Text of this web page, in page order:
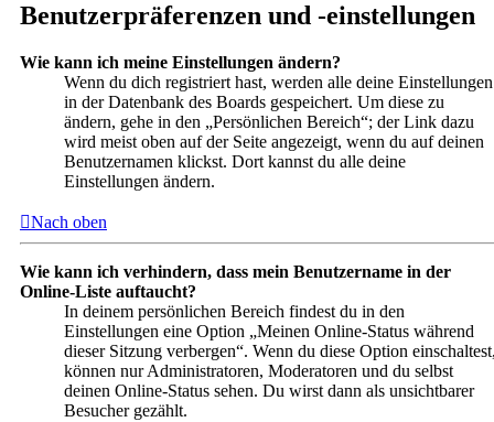
Benutzerpräferenzen und -einstellungen
Wie kann ich meine Einstellungen ändern?
Wenn du dich registriert hast, werden alle deine Einstellungen
in der Datenbank des Boards gespeichert. Um diese zu
ändern, gehe in den „Persönlichen Bereich“; der Link dazu
wird meist oben auf der Seite angezeigt, wenn du auf deinen
Benutzernamen klickst. Dort kannst du alle deine
Einstellungen ändern.
Nach oben
Wie kann ich verhindern, dass mein Benutzername in der
Online-Liste auftaucht?
In deinem persönlichen Bereich findest du in den
Einstellungen eine Option „Meinen Online-Status während
dieser Sitzung verbergen“. Wenn du diese Option
können nur Administratoren, Moderatoren und du selbst
deinen Online-Status sehen. Du wirst dann als unsichtbarer
Besucher gezählt.